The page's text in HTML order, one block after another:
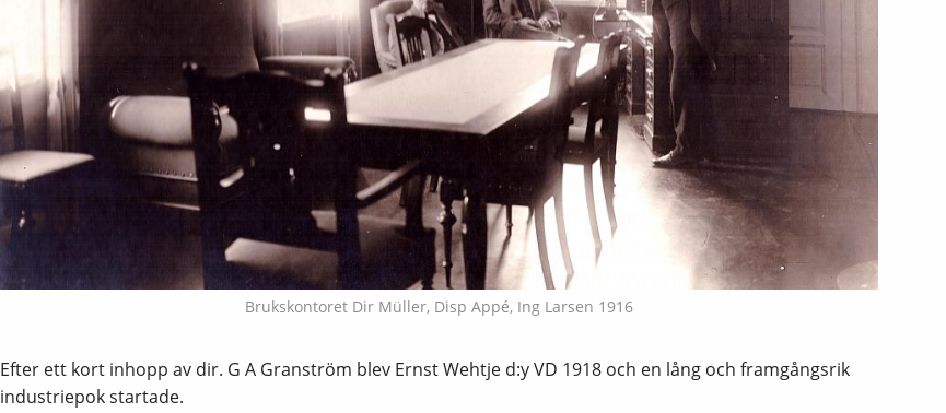
Brukskontoret Dir Müller, Disp Appé, Ing Larsen 1916
Efter ett kort inhopp av dir. G A Granström blev Ernst Wehtje d:y VD 1918 och en lång och framgångsrik
industriepok startade.